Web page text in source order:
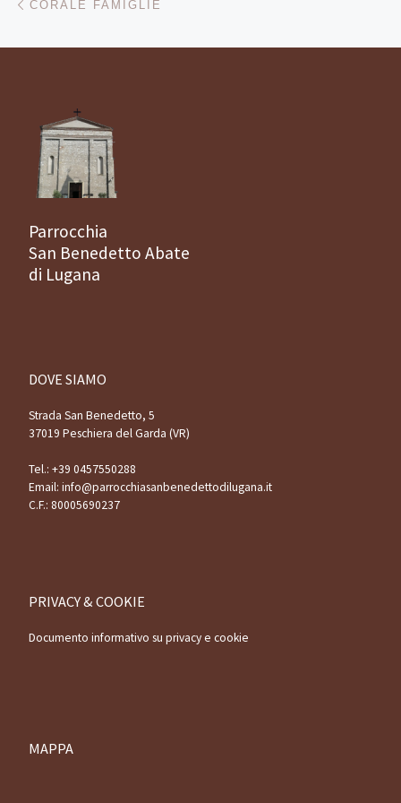
CORALE FAMIGLIE
Parrocchia
San Benedetto Abate
di Lugana
DOVE SIAMO
Strada San Benedetto, 5
37019 Peschiera del Garda (VR)
Tel.: +39 0457550288
Email: info@parrocchiasanbenedettodilugana.it
C.F.: 80005690237
PRIVACY & COOKIE
Documento informativo su privacy e cookie
MAPPA